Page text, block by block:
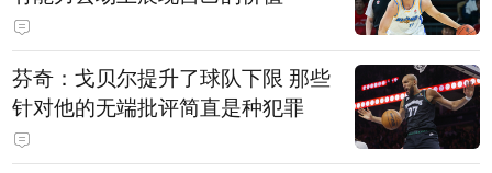
芬奇：戈贝尔提升了球队下限 那些
针对他的无端批评简直是种犯罪